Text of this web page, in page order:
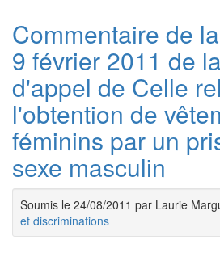
Commentaire de
9 février 2011 de
d'appel de Celle
l'obtention de
féminins par un
sexe masculin
Soumis le 24/08/2011 par Laurie
et discriminations